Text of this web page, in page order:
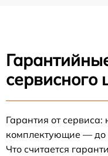
сервисного
Гарантия от
комплектующие — до
Что считается